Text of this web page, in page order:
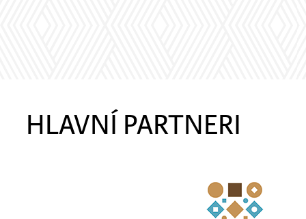
HLAVNÍ PARTNERI